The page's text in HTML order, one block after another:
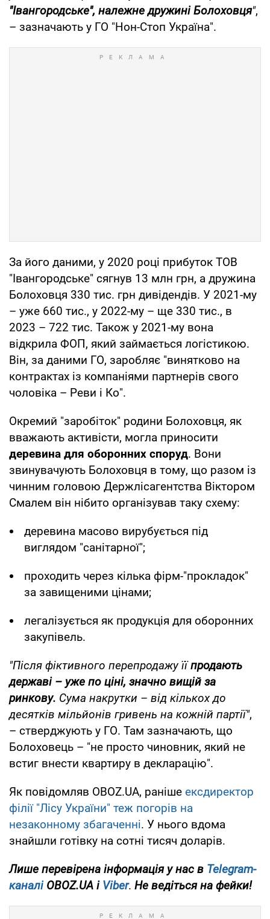
"Івангородське", належне дружині Болоховця",
– зазначають у ГО "Нон-Стоп Україна".
За його даними, у 2020 році прибуток ТОВ
"Івангородське" сягнув 13 млн грн, а дружина
Болоховця 330 тис. грн дивідендів. У 2021-му
– уже 660 тис., у 2022-му – ще 330 тис., в
2023 – 722 тис. Також у 2021-му вона
відкрила ФОП, який займається логістикою.
Він, за даними ГО, заробляє "винятково на
контрактах із компаніями партнерів свого
чоловіка – Реви і Ко".
Окремий "заробіток" родини Болоховця, як
вважають активісти, могла приносити
деревина для оборонних споруд. Вони
звинувачують Болоховця в тому, що разом із
чинним головою Держлісагентства Віктором
Смалем він нібито організував таку схему:
деревина масово вирубується під
виглядом "санітарної";
проходить через кілька фірм-"прокладок"
за завищеними цінами;
легалізується як продукція для оборонних
закупівель.
"Після фіктивного перепродажу їїпродають
державі – уже по ціні, значно вищій за
ринкову. Сума накрутки – від кількох до
десятків мільйонів гривень на кожній партії",
– стверджують у ГО. Там зазначають, що
Болоховець – "не просто чиновник, який не
встиг внести квартиру в декларацію".
Як повідомляв OBOZ.UA, раніше ексдиректор
філії "Лісу України" теж погорів на
незаконному збагаченні. У нього вдома
знайшли готівку на сотні тисяч доларів.
Лише перевірена інформація у нас в Telegram-
каналі OBOZ.UA і Viber. Не ведіться на фейки!